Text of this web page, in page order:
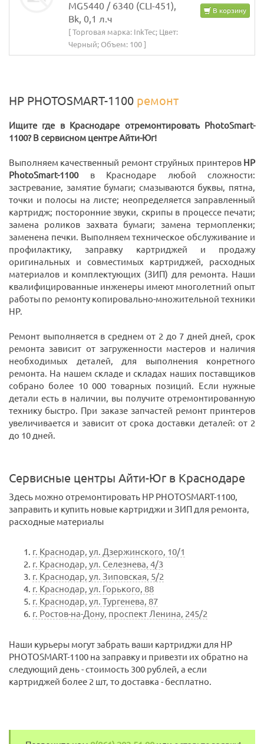
MG5440 / 6340 (CLI-451),
Bk, 0,1 л.ч
[ Торговая марка: InkTec; Цвет:
Черный; Объем: 100 ]
В корзину
HP PHOTOSMART-1100 ремонт
Ищите где в Краснодаре отремонтировать PhotoSmart-
1100? В сервисном центре Айти-Юг!
Выполняем качественный ремонт струйных принтеров HP
PhotoSmart-1100в Краснодаре любой сложности:
застревание, замятие бумаги; смазываются буквы, пятна,
точки и полосы на листе; неопределяется заправленный
картридж; посторонние звуки, скрипы в процессе печати;
замена роликов захвата бумаги; замена термопленки;
заменена печки. Выполняем техническое обслуживание и
профилактику, заправку картриджей и продажу
оригинальных и совместимых картриджей, расходных
материалов и комплектующих (ЗИП) для ремонта. Наши
квалифицированные инженеры имеют многолетний опыт
работы по ремонту копировально-множительной техники
HP.
Ремонт выполняется в среднем от 2 до 7 дней дней, срок
ремонта зависит от загруженности мастеров и наличия
необходимых деталей, для выполнения конретного
ремонта. На нашем складе и складах наших поставщиков
собрано более 10 000 товарных позиций. Если нужные
детали есть в наличии, вы получите отремонтированную
технику быстро. При заказе запчастей ремонт принтеров
увеличивается и зависит от срока доставки деталей: от 2
до 10 дней.
Сервисные центры Айти-Юг в Краснодаре
Здесь можно отремонтировать HP PHOTOSMART-1100,
заправить и купить новые картриджи и ЗИП для ремонта,
расходные материалы
г. Краснодар, ул. Дзержинского, 10/1
г. Краснодар, ул. Селезнева, 4/3
г. Краснодар, ул. Зиповская, 5/2
г. Краснодар, ул. Горького, 88
г. Краснодар, ул. Тургенева, 87
г. Ростов-на-Дону, проспект Ленина, 245/2
Наши курьеры могут забрать ваши картриджи для HP
PHOTOSMART-1100 на заправку и привезти их обратно на
следующий день - стоимость 300 рублей, а если
картриджей более 2 шт, то доставка - бесплатно.